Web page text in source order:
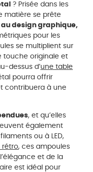
? Prisée dans les
matière se prête
design graphique,
pour les
se multiplient sur
touche originale et
dessus d’une table
pourra offrir
contribuera à une
, et qu’elles
également
filaments ou à LED,
rétro, ces ampoules
et de la
est idéal pour